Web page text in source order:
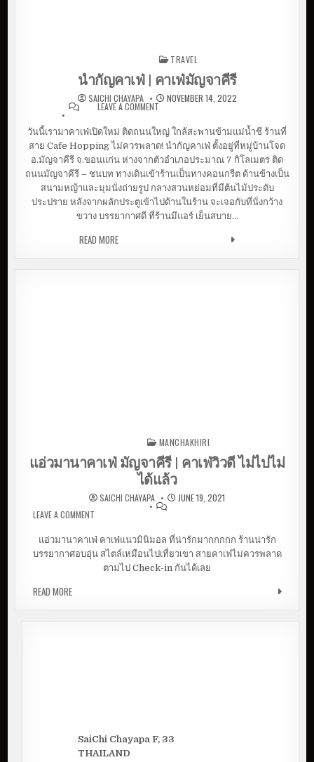
TRAVEL
นำกัญคาเฟ่ | คาเฟ่มัญจาคีรี
SAICHI CHAYAPA NOVEMBER 14, 2022
LEAVE A COMMENTON นำกัญคาเฟ่ | คาเฟ่
วันนี้เรามาคาเฟ่เปิดใหม่ ติดถนนใหญ่ ใกล้สะพานข้ามแม่น้ำชี ร้านที่
สาย Cafe Hopping ไม่ควรพลาด! นำกัญคาเฟ่ ตั้งอยู่ที่หมู่บ้านโจด
อ.มัญจาคีรี จ.ขอนแก่น ห่างจากตัวอำเภอประมาณ 7 กิโลเมตร ติด
ถนนมัญจาคีรี – ชนบท ทางเดินเข้าร้านเป็นทางคอนกรีต ด้านข้างเป็น
สนามหญ้าและมุมนั่งถ่ายรูป กลางสวนหย่อมที่มีต้นไม้ประดับ
ประปราย หลังจากผลักประตูเข้าไปด้านในร้าน จะเจอกับที่นั่งกว้าง
ขวาง บรรยากาศดี ที่ร้านมีแอร์ เย็นสบาย…
READ MOREนำกัญคาเฟ่ | คาเฟ่มัญจาคีรี
MANCHAKHIRI
แอ่วมานาคาเฟ่ มัญจาคีรี | คาเฟ่วิวดี ไม่ไปไม่
ได้แล้ว
SAICHI CHAYAPA
JUNE 19, 2021
LEAVE A COMMENT ON แอ่วมานาคาเฟ่ มัญจาคีรี | คาเฟ่วิวดี ไม่ไปไม่ได้
แอ่วมานาคาเฟ่ คาเฟ่แนวมินิมอล ที่น่ารักมากกกกก ร้านน่ารัก
บรรยากาศอบอุ่น สไตล์เหมือนไปเที่ยวเขา สายคาเฟ่ไม่ควรพลาด
ตามไป Check-in กันได้เลย
READ MOREแอ่วมานาคาเฟ่ มัญจาคีรี | คาเฟ่วิวดี ไม่ไปไม่ได้แล้ว
SaiChi Chayapa F, 33
THAILAND